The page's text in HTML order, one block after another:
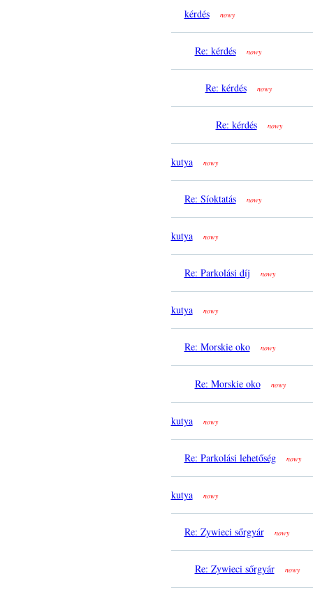
kérdés nowy
Re: kérdés nowy
Re: kérdés nowy
Re: kérdés nowy
kutya nowy
Re: Síoktatás nowy
kutya nowy
Re: Parkolási díj nowy
kutya nowy
Re: Morskie oko nowy
Re: Morskie oko nowy
kutya nowy
Re: Parkolási lehetőség nowy
kutya nowy
Re: Zywieci sőrgyár nowy
Re: Zywieci sőrgyár nowy